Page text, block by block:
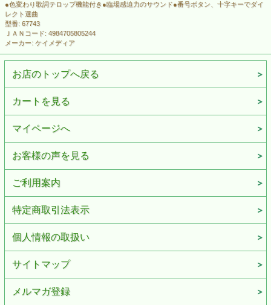
●色変わり歌詞テロップ機能付き●臨場感迫力のサウンド●番号ボタン、十字キーでダイ
レクト選曲
型番: 67743
ＪＡＮコード: 4984705805244
メーカー: ケイメディア
お店のトップへ戻る
カートを見る
マイページへ
お客様の声を見る
ご利用案内
特定商取引法表示
個人情報の取扱い
サイトマップ
メルマガ登録